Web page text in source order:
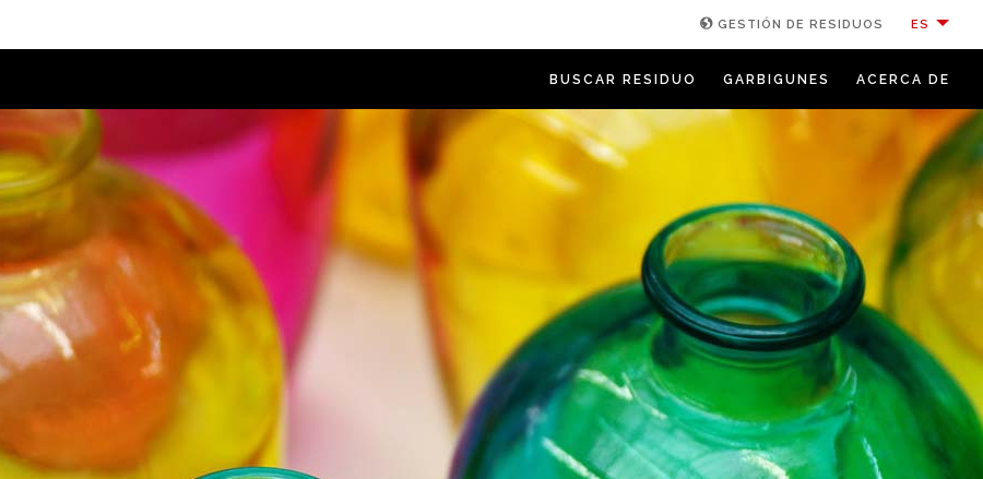
GESTIÓN DE RESIDUOS ES
BUSCAR RESIDUO GARBIGUNES ACERCA DE